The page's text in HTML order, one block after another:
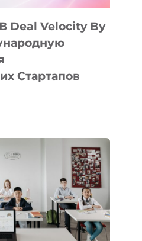
Deal Velocity By
Стартапов